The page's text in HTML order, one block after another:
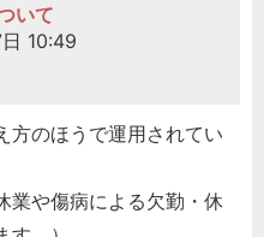
いて
10:49
方のほうで運用されてい
業や傷病による欠勤・休